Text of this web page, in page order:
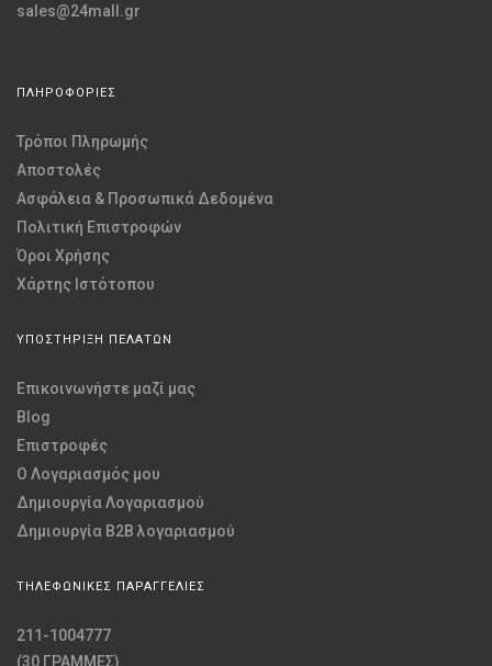
sales@24mall.gr
ΠΛΗΡΟΦΟΡΙΕΣ
Τρόποι Πληρωμής
Αποστολές
Ασφάλεια & Προσωπικά Δεδομένα
Πολιτική Επιστροφών
Όροι Χρήσης
Χάρτης Ιστότοπου
ΥΠΟΣΤΗΡΙΞΗ ΠΕΛΑΤΩΝ
Επικοινωνήστε μαζί μας
Blog
Επιστροφές
O Λογαριασμός μου
Δημιουργία Λογαριασμού
Δημιουργία B2B λογαριασμού
ΤΗΛΕΦΩΝΙΚΕΣ ΠΑΡΑΓΓΕΛΙΕΣ
211-1004777
(30 ΓΡΑΜΜΕΣ)